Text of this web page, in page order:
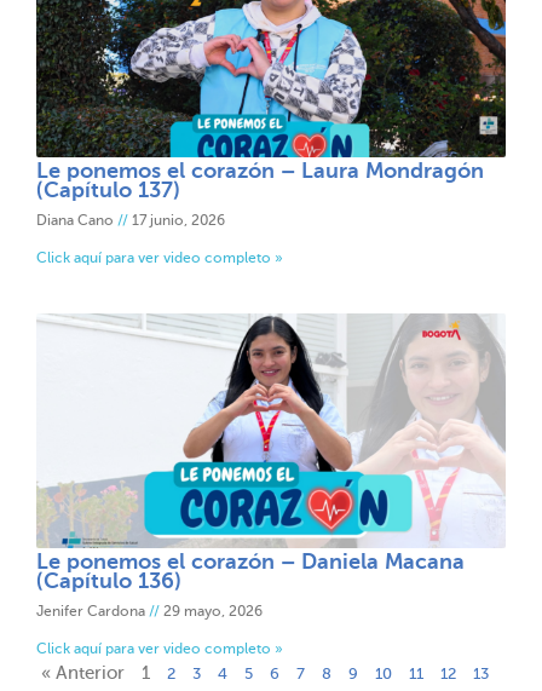
Le ponemos el corazón – Laura Mondragón
(Capítulo 137)
Diana Cano 17 junio, 2026
Click aquí para ver video completo »
Le ponemos el corazón – Daniela Macana
(Capítulo 136)
Jenifer Cardona 29 mayo, 2026
Click aquí para ver video completo »
« Anterior 1 2 3 4 5 6 7 8 9 10 11 12
13